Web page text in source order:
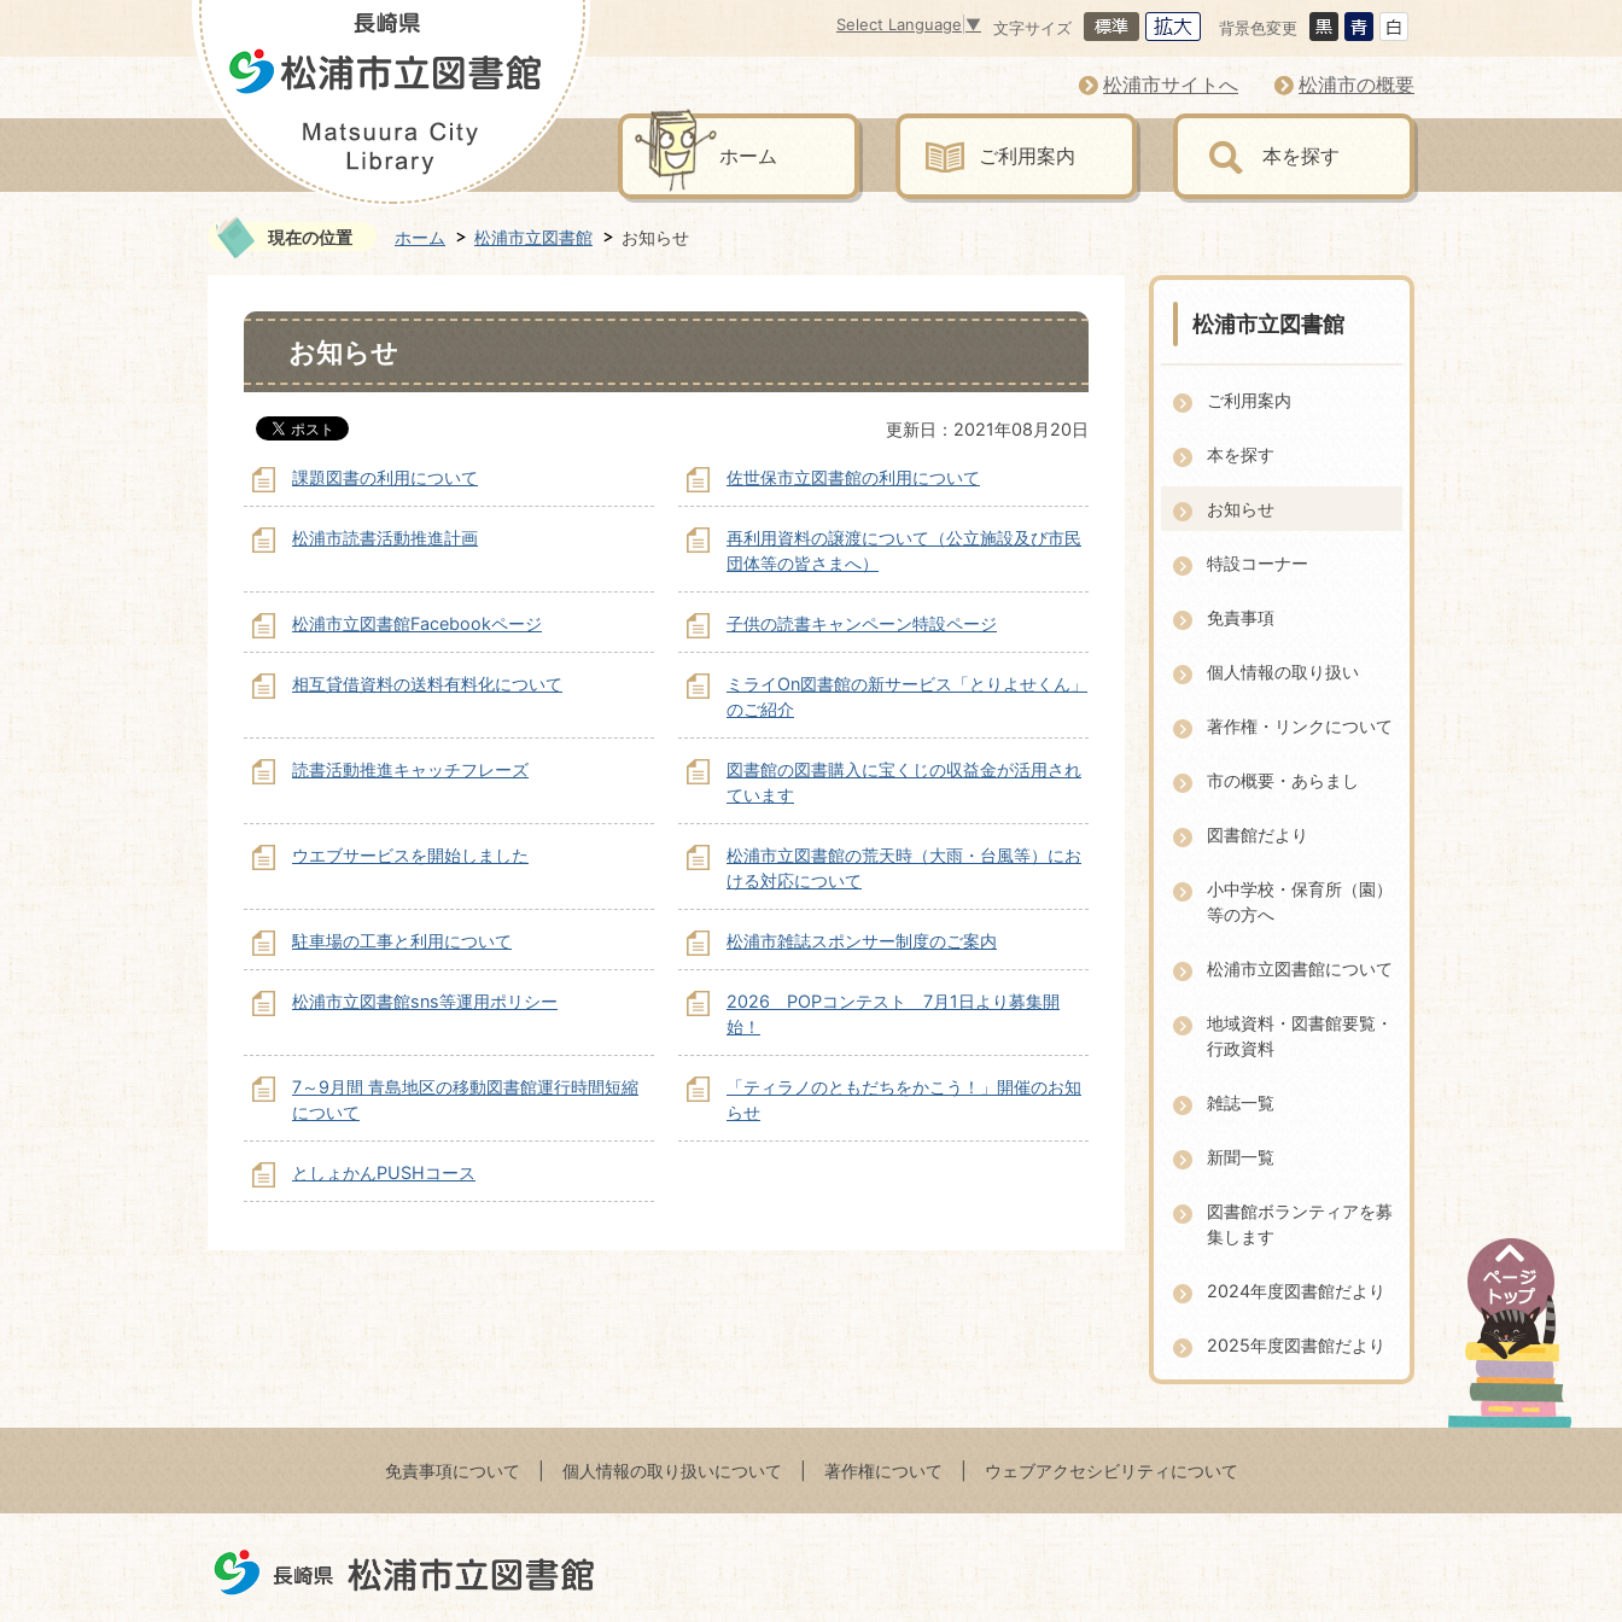
背景色変更
文字サイズ
Select Language ▼
松浦市サイトへ 松浦市の概要
ホーム ご利用案内 本を探す
現在の位置 ホーム 松浦市立図書館 お知らせ
お知らせ
更新日：2021年08月20日
課題図書の利用について 佐世保市立図書館の利用について
松浦市読書活動推進計画
再利用資料の譲渡について（公立施設及び市民
団体等の皆さまへ）
松浦市立図書館Facebookページ 子供の読書キャンペーン特設ページ
相互貸借資料の送料有料化について
ミライOn図書館の新サービス「とりよせくん」
のご紹介
読書活動推進キャッチフレーズ
図書館の図書購入に宝くじの収益金が活用され
ています
ウエブサービスを開始しました
松浦市立図書館の荒天時（大雨・台風等）にお
ける対応について
駐車場の工事と利用について 松浦市雑誌スポンサー制度のご案内
松浦市立図書館sns等運用ポリシー
2026 POPコンテスト 7月1日より募集開
始！
7～9月間 青島地区の移動図書館運行時間短縮
について
「ティラノのともだちをかこう！」開催のお知
らせ
としょかんPUSHコース
松浦市立図書館
ご利用案内
本を探す
お知らせ
特設コーナー
免責事項
個人情報の取り扱い
著作権・リンクについて
市の概要・あらまし
図書館だより
小中学校・保育所（園）
等の方へ
松浦市立図書館について
地域資料・図書館要覧・
行政資料
雑誌一覧
新聞一覧
図書館ボランティアを募
集します
2024年度図書館だより
2025年度図書館だより
ー
ジ
免責事項について 個人情報の取り扱いについて 著作権について ウェブアクセシビリティについて